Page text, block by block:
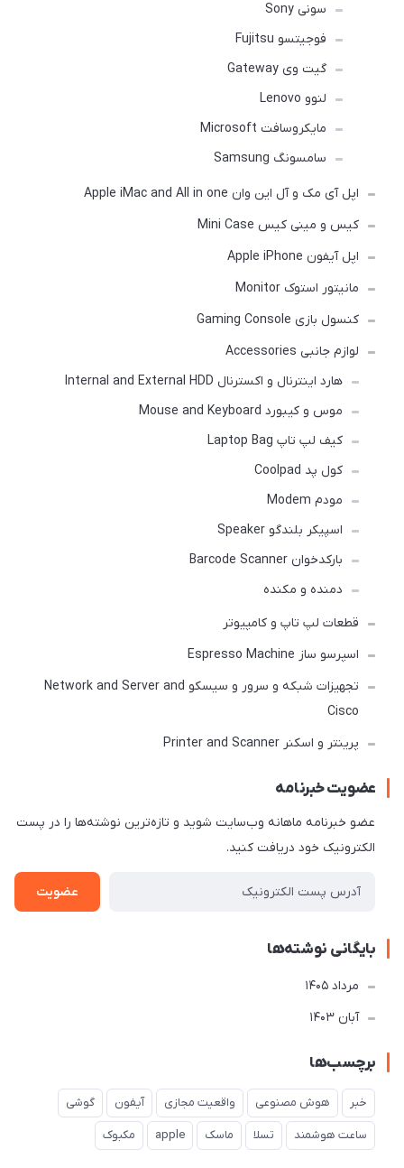
سونی Sony
فوجیتسو Fujitsu
گیت وی Gateway
لنوو Lenovo
مایکروسافت Microsoft
سامسونگ Samsung
اپل آی مک و آل این وان Apple iMac and All in one
کیس و مینی کیس Mini Case
اپل آیفون Apple iPhone
مانیتور استوک Monitor
کنسول بازی Gaming Console
لوازم جانبی Accessories
هارد اینترنال و اکسترنال Internal and External HDD
موس و کیبورد Mouse and Keyboard
کیف لپ تاپ Laptop Bag
کول پد Coolpad
مودم Modem
اسپیکر بلندگو Speaker
بارکدخوان Barcode Scanner
دمنده و مکنده
قطعات لپ تاپ و کامپیوتر
اسپرسو ساز Espresso Machine
تجهیزات شبکه و سرور و سیسکو Network and Server and
Cisco
پرینتر و اسکنر Printer and Scanner
عضویت خبرنامه
عضو خبرنامه ماهانه وب‌سایت شوید و تازه‌ترین نوشته‌ها را در پست
الکترونیک خود دریافت کنید.
عضویت
بایگانی نوشته‌ها
مرداد 1405
آبان 1403
برچسب‌ها
خبر هوش مصنوعی واقعیت مجازی آیفون گوشی
ساعت هوشمند تسلا ماسک apple مکبوک